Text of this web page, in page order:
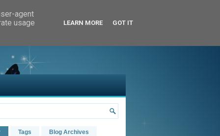
Tags Blog Archives
agent
usage
LEARN MORE GOT IT